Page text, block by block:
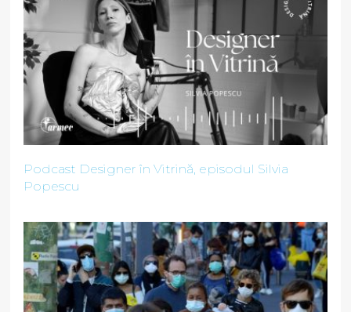
Podcast Designer în Vitrină, episodul Silvia
Popescu